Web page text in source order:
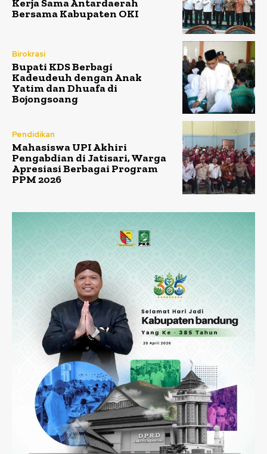
Kerja Sama Antardaerah
Bersama Kabupaten OKI
Birokrasi
Bupati KDS Berbagi
Kadeudeuh dengan Anak
Yatim dan Dhuafa di
Bojongsoang
Pendidikan
Mahasiswa UPI Akhiri
Pengabdian di Jatisari, Warga
Apresiasi Berbagai Program
PPM 2026